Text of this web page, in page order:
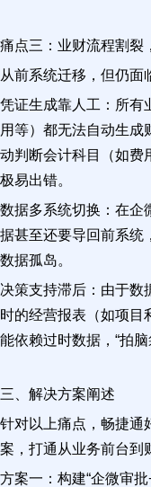
痛点三：业财流程割裂
从前系统迁移，但仍面
凭证生成靠人工：所有
用等）都无法自动生成
动判断会计科目（如费
极易出错。
数据多系统切换：在企
据甚至还要导回前系统
数据孤岛。
决策支持滞后：由于数
时的经营报表（如项目
能依赖过时数据，“拍脑
三、解决方案阐述
针对以上痛点，畅捷通
案，打通从业务前台到
方案一：构建“企微审